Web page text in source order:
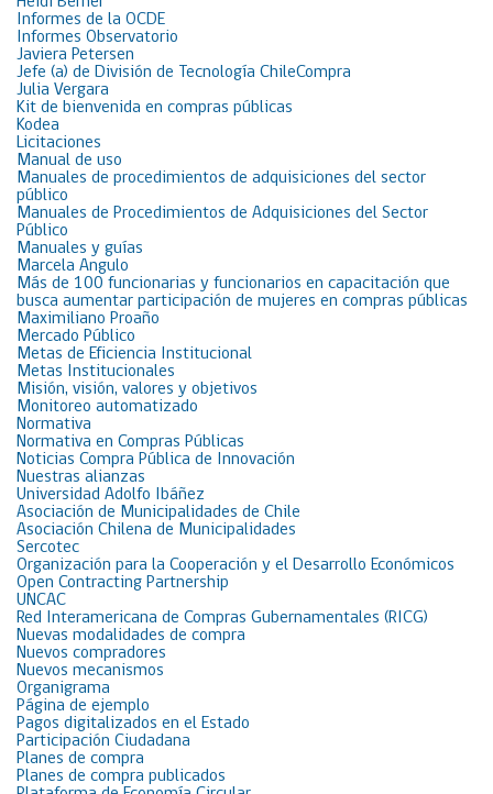
Informes de la OCDE
Informes Observatorio
Javiera Petersen
Jefe (a) de División de Tecnología ChileCompra
Julia Vergara
Kit de bienvenida en compras públicas
Kodea
Licitaciones
Manual de uso
Manuales de procedimientos de adquisiciones del sector
público
Manuales de Procedimientos de Adquisiciones del Sector
Público
Manuales y guías
Marcela Angulo
Más de 100 funcionarias y funcionarios en capacitación que
busca aumentar participación de mujeres en compras públicas
Maximiliano Proaño
Mercado Público
Metas de Eficiencia Institucional
Metas Institucionales
Misión, visión, valores y objetivos
Monitoreo automatizado
Normativa
Normativa en Compras Públicas
Noticias Compra Pública de Innovación
Nuestras alianzas
Universidad Adolfo Ibáñez
Asociación de Municipalidades de Chile
Asociación Chilena de Municipalidades
Sercotec
Organización para la Cooperación y el Desarrollo Económicos
Open Contracting Partnership
UNCAC
Red Interamericana de Compras Gubernamentales (RICG)
Nuevas modalidades de compra
Nuevos compradores
Nuevos mecanismos
Organigrama
Página de ejemplo
Pagos digitalizados en el Estado
Participación Ciudadana
Planes de compra
Planes de compra publicados